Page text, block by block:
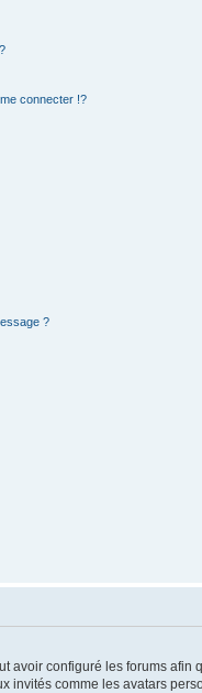
connecter !?
?
avoir configuré les forums
comme les avatars